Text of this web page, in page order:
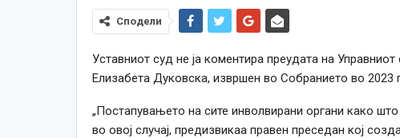
Сподели
Уставниот суд не ја коментира преудата на
Елизабета Дуковска, извршен во Собранието во 2023
„Постапувањето на сите инволвирани органи како
во овој случај, предизвикаа правен преседан кој